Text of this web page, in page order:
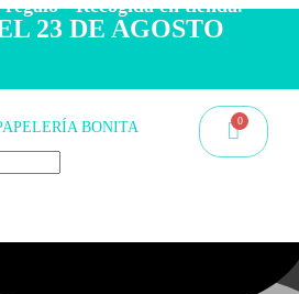
- Recogida en tienda.
23 DE AGOSTO
BONITA